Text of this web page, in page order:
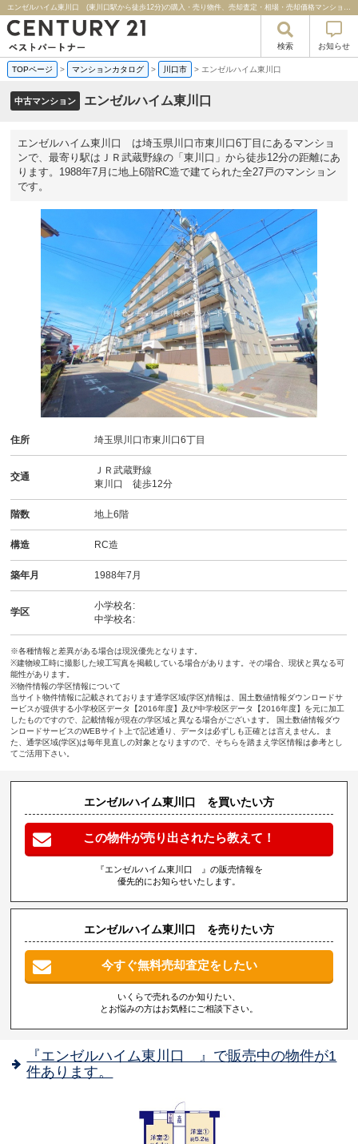
エンゼルハイム東川口 (東川口駅から徒歩12分)の購入・売り物件、売却査定・相場・売却価格マンション情報｜センチュリー２１ベストパートナー
検索 お知らせ
TOPページ > マンションカタログ > 川口市 > エンゼルハイム東川口
中古マンション エンゼルハイム東川口
エンゼルハイム東川口 は埼玉県川口市東川口6丁目にあるマンショ
ンで、最寄り駅はＪＲ武蔵野線の「東川口」から徒歩12分の距離にあ
ります。1988年7月に地上6階RC造で建てられた全27戸のマンション
です。
住所 埼玉県川口市東川口6丁目
交通
ＪＲ武蔵野線
東川口 徒歩12分
階数 地上6階
構造 RC造
築年月 1988年7月
学区
小学校名:
中学校名:
※各種情報と差異がある場合は現況優先となります。
※建物竣工時に撮影した竣工写真を掲載している場合があります。その場合、現状と異なる可
能性があります。
※物件情報の学区情報について
当サイト物件情報に記載されております通学区域(学区)情報は、国土数値情報ダウンロードサ
ービスが提供する小学校区データ【2016年度】及び中学校区データ【2016年度】を元に加工
したものですので、記載情報が現在の学区域と異なる場合がございます。 国土数値情報ダウ
ンロードサービスのWEBサイト上で記述通り、データは必ずしも正確とは言えません。ま
た、通学区域(学区)は毎年見直しの対象となりますので、そちらを踏まえ学区情報は参考とし
てご活用下さい。
エンゼルハイム東川口 を買いたい方
この物件が売り出されたら教えて！
『エンゼルハイム東川口 』の販売情報を
優先的にお知らせいたします。
エンゼルハイム東川口 を売りたい方
今すぐ無料売却査定をしたい
いくらで売れるのか知りたい、
とお悩みの方はお気軽にご相談下さい。
『エンゼルハイム東川口 』で販売中の物件が1
件あります。